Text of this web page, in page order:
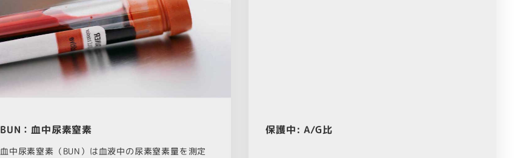
BUN：血中尿素窒素
血中尿素窒素（BUN）は血液中の尿素窒素量を測定
保護中: A/G比